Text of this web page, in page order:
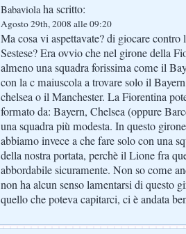
Babaviolaha scritto:
Agosto 29th, 2008 alle 09:20
Ma cosa vi aspettavate? di giocare
Sestese? Era ovvio che nel girone della
almeno una squadra forissima come il
con la c maiuscola a trovare solo il
chelsea o il Manchester. La Fiorentina
formato da: Bayern, Chelsea (oppure
una squadra più modesta. In questo
abbiamo invece a che fare solo con una
della nostra portata, perchè il Lione fra
abbordabile sicuramente. Non so come
non ha alcun senso lamentarsi di questo
quello che poteva capitarci, ci è andata